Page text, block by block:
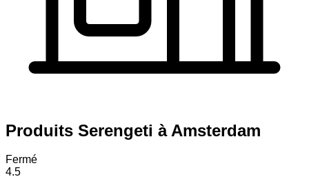
Produits Serengeti à Amsterdam
Fermé
4.5